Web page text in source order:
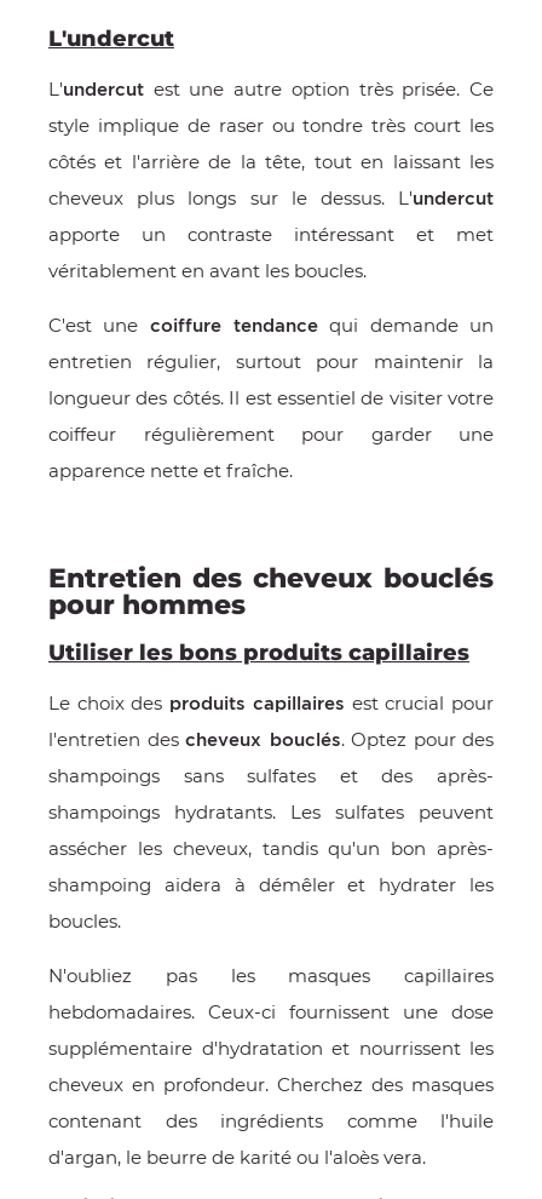
L'undercut
L'undercut est une autre option très prisée. Ce
style implique de raser ou tondre très court les
côtés et l'arrière de la tête, tout en laissant les
cheveux plus longs sur le dessus. L'undercut
apporte un contraste intéressant et met
véritablement en avant les boucles.
C'est une coiffure tendance qui demande un
entretien régulier, surtout pour maintenir la
longueur des côtés. Il est essentiel de visiter votre
coiffeur régulièrement pour garder une
apparence nette et fraîche.
Entretien des cheveux bouclés
pour hommes
Utiliser les bons produits capillaires
Le choix des produits capillaires est crucial pour
l'entretien des cheveux bouclés. Optez pour des
shampoings sans sulfates et des après-
shampoings hydratants. Les sulfates peuvent
assécher les cheveux, tandis qu'un bon après-
shampoing aidera à démêler et hydrater les
boucles.
N'oubliez pas les masques capillaires
hebdomadaires. Ceux-ci fournissent une dose
supplémentaire d'hydratation et nourrissent les
cheveux en profondeur. Cherchez des masques
contenant des ingrédients comme l'huile
d'argan, le beurre de karité ou l'aloès vera.